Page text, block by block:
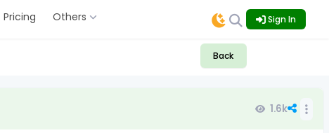
Pricing Others Sign In
Back
1.6k